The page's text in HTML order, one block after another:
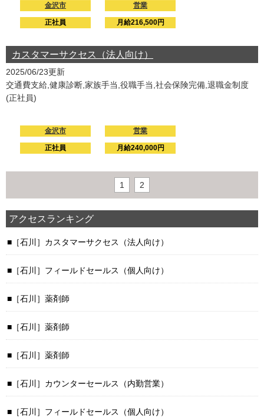
金沢市 営業
正社員 月給216,500円
カスタマーサクセス（法人向け）
2025/06/23更新
交通費支給,健康診断,家族手当,役職手当,社会保険完備,退職金制度
(正社員)
金沢市 営業
正社員 月給240,000円
1 2
アクセスランキング
［石川］カスタマーサクセス（法人向け）
［石川］フィールドセールス（個人向け）
［石川］薬剤師
［石川］薬剤師
［石川］薬剤師
［石川］カウンターセールス（内勤営業）
［石川］フィールドセールス（個人向け）